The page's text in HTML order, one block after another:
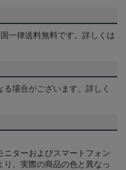
一律送料無料です。詳しくは
場合がございます。詳しく
ターおよびスマートフォン
、実際の商品の色と異なっ